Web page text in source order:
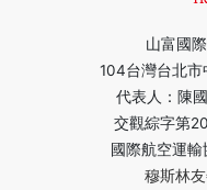
山富國
104台灣台北
代表人：陳
交觀綜字第
國際航空運
穆斯林